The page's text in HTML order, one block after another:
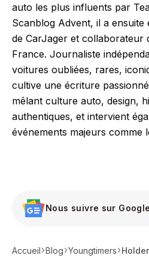
auto les plus influents par
Scanblog Advent, il a
de CarJager et collaborateur
France. Journaliste
voitures oubliées, rares,
cultive une écriture
mêlant culture auto, design,
authentiques, et intervient
événements majeurs comme
Nous suivre sur
Accueil Blog Youngtimers